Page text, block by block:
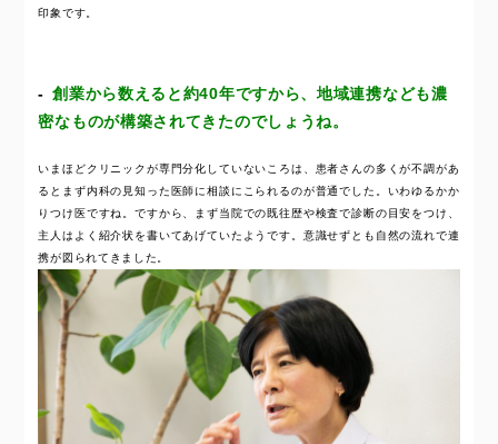
印象です。
創業から数えると約40年ですから、地域連携なども濃
密なものが構築されてきたのでしょうね。
いまほどクリニックが専門分化していないころは、患者さんの多くが不調があ
るとまず内科の見知った医師に相談にこられるのが普通でした。いわゆるかか
りつけ医ですね。ですから、まず当院での既往歴や検査で診断の目安をつけ、
主人はよく紹介状を書いてあげていたようです。意識せずとも自然の流れで連
携が図られてきました。